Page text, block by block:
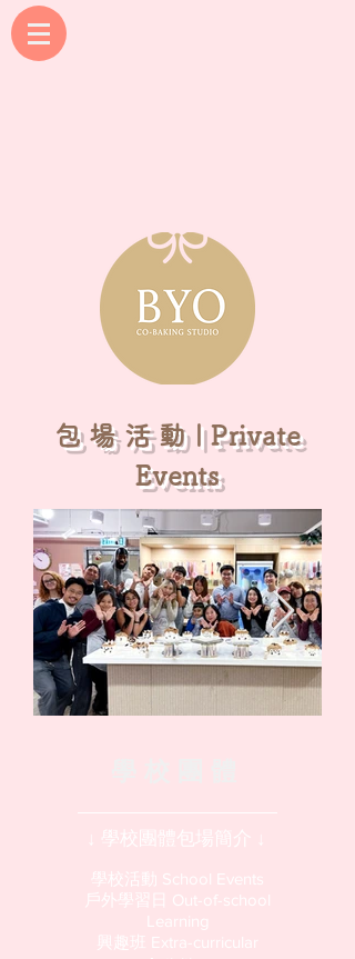
​包 場 活 動 | Private
Events
↓​ 學校團體包場簡介 ↓
學校活動 School Events
戶外學習日 Out-of-school
Learning
興趣班 Extra-curricular